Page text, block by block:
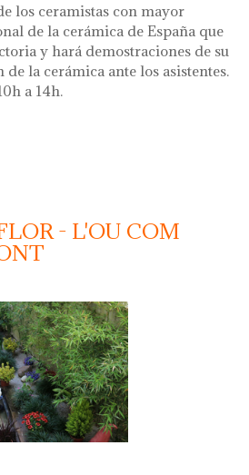
los ceramistas con mayor
de la cerámica de España que
y hará demostraciones de su
la cerámica ante los asistentes.
a 14h.
class a cargo del ceramista
- L'OU COM